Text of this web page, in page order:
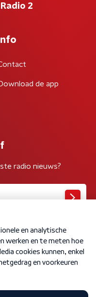
Radio 2
Info
de app
radio nieuws?